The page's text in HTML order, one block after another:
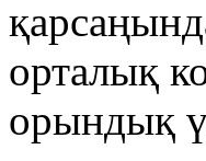
орталық
орындық